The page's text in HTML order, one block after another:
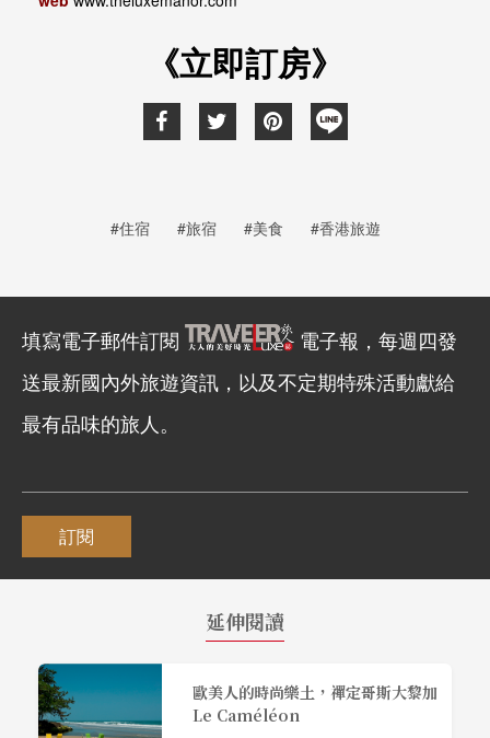
《立即訂房》
#住宿 #旅宿 #美食 #香港旅遊
填寫電子郵件訂閱
電子報，每週四發
送最新國內外旅遊資訊，以及不定期特殊活動獻給
最有品味的旅人。
訂閱
延伸閱讀
歐美人的時尚樂土，禪定哥斯大黎加
Le Caméléon